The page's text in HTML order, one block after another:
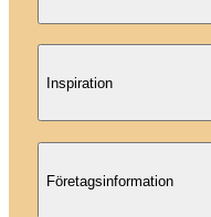
Inspiration
Företagsinformation